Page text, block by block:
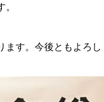
す。今後ともよろ